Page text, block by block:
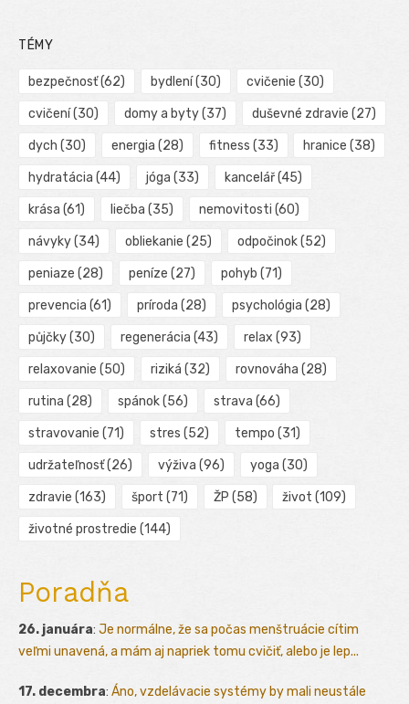
TÉMY
bezpečnosť(62) bydlení(30) cvičenie (30)
cvičení(30) domy a byty(37) duševné zdravie (27)
dych (30) energia (28) fitness (33) hranice (38)
hydratácia (44) jóga (33) kancelář(45)
krása (61) liečba (35) nemovitosti (60)
návyky(34) obliekanie (25) odpočinok(52)
peniaze (28) peníze (27) pohyb (71)
prevencia (61) príroda (28) psychológia (28)
půjčky(30) regenerácia (43) relax (93)
relaxovanie (50) riziká (32) rovnováha (28)
rutina (28) spánok(56) strava (66)
stravovanie (71) stres (52) tempo (31)
udržateľnosť(26) výživa (96) yoga (30)
zdravie (163) šport (71) ŽP (58) život (109)
životné prostredie (144)
Poradňa
26. januára: Je normálne, že sa počas menštruácie cítim
veľmi unavená, a mám aj napriek tomu cvičiť, alebo je lep...
17. decembra: Áno, vzdelávacie systémy by mali neustále